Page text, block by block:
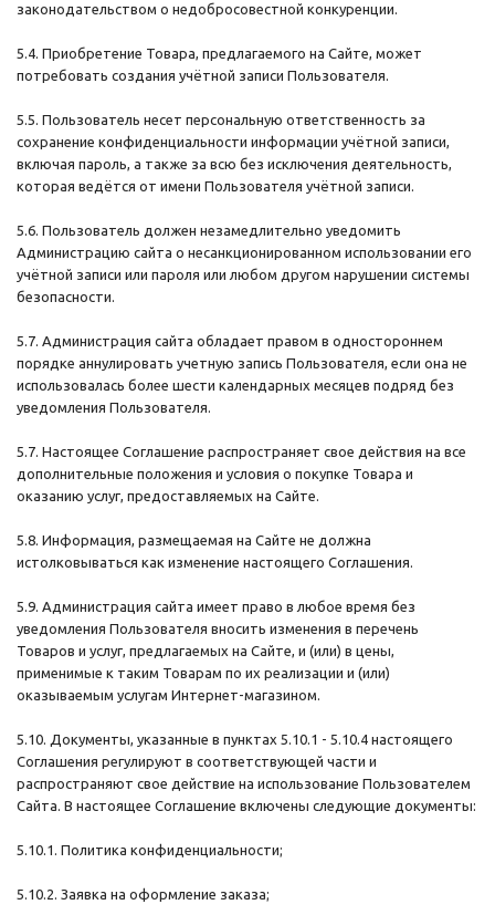
законодательством о недобросовестной конкуренции.
5.4. Приобретение Товара, предлагаемого на Сайте, может
потребовать создания учётной записи Пользователя.
5.5. Пользователь несет персональную ответственность за
сохранение конфиденциальности информации учётной записи,
включая пароль, а также за всю без исключения деятельность,
которая ведётся от имени Пользователя учётной записи.
5.6. Пользователь должен незамедлительно уведомить
Администрацию сайта о несанкционированном использовании его
учётной записи или пароля или любом другом нарушении системы
безопасности.
5.7. Администрация сайта обладает правом в одностороннем
порядке аннулировать учетную запись Пользователя, если она не
использовалась более шести календарных месяцев подряд без
уведомления Пользователя.
5.7. Настоящее Соглашение распространяет свое действия на все
дополнительные положения и условия о покупке Товара и
оказанию услуг, предоставляемых на Сайте.
5.8. Информация, размещаемая на Сайте не должна
истолковываться как изменение настоящего Соглашения.
5.9. Администрация сайта имеет право в любое время без
уведомления Пользователя вносить изменения в перечень
Товаров и услуг, предлагаемых на Сайте, и (или) в цены,
применимые к таким Товарам по их реализации и (или)
оказываемым услугам Интернет-магазином.
5.10. Документы, указанные в пунктах 5.10.1 - 5.10.4 настоящего
Соглашения регулируют в соответствующей части и
распространяют свое действие на использование Пользователем
Сайта. В настоящее Соглашение включены следующие документы:
5.10.1. Политика конфиденциальности;
5.10.2. Заявка на оформление заказа;